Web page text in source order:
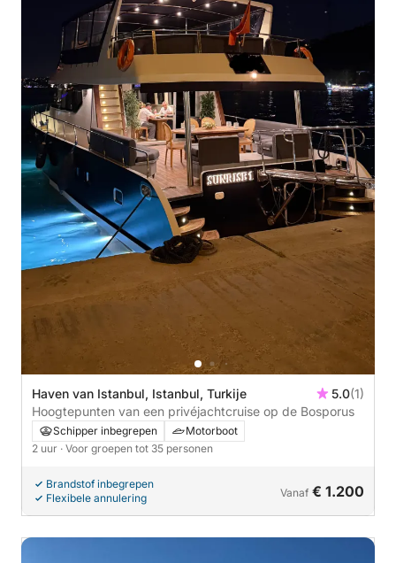
Haven van Istanbul, Istanbul, Turkije 5.0(1)
Hoogtepunten van een privéjachtcruise op de Bosporus
Schipper inbegrepen
Motorboot
2 uur · Voor groepen tot 35 personen
Brandstof inbegrepen
Flexibele annulering
Vanaf € 1.200